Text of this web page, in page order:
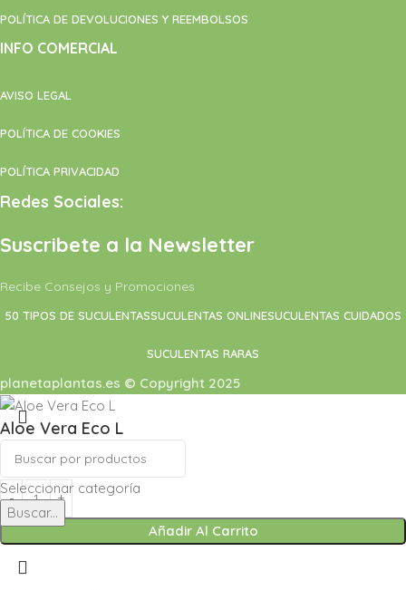
POLÍTICA DE DEVOLUCIONES Y REEMBOLSOS
INFO COMERCIAL
AVISO LEGAL
POLÍTICA DE COOKIES
POLÍTICA PRIVACIDAD
Redes Sociales:
Suscribete a la Newsletter
Recibe Consejos y Promociones
50 TIPOS DE SUCULENTASSUCULENTAS ONLINESUCULENTAS CUIDADOS
SUCULENTAS RARAS
planetaplantas.es © Copyright 2025
Seleccionar categoría
Buscar...
Aloe Vera Eco L
8,90€ 6,90€
Añadir Al Carrito